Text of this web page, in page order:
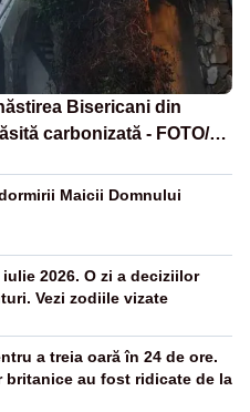
Bisericani din
carbonizată - FOTO/
Maicii Domnului
2026. O zi a deciziilor
Vezi zodiile vizate
a treia oară în 24 de ore.
britanice au fost ridicate de la